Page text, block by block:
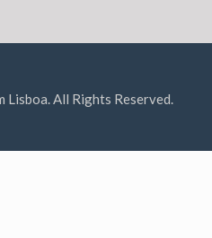
Lisboa. All Rights Reserved.